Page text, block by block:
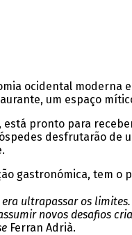
ocidental moderna
um espaço
está pronto para
desfrutarão de
gastronómica, tem
ultrapassar os
novos desafios
Ferran Adrià.